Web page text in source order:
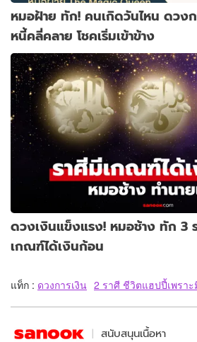
หมอฝ้าย ทัก! คนเกิดวันไหน ดวง
หนี้คลี่คลาย โชคเริ่มเข้าข้าง
ดวงเงินแข็งแรง! หมอช้าง ทัก 3
เกณฑ์ได้เงินก้อน
แท็ก : ดวงการเงิน 2 ราศี ชีวิตแฮปปี้เพรา
สนับสนุนเนื้อหา